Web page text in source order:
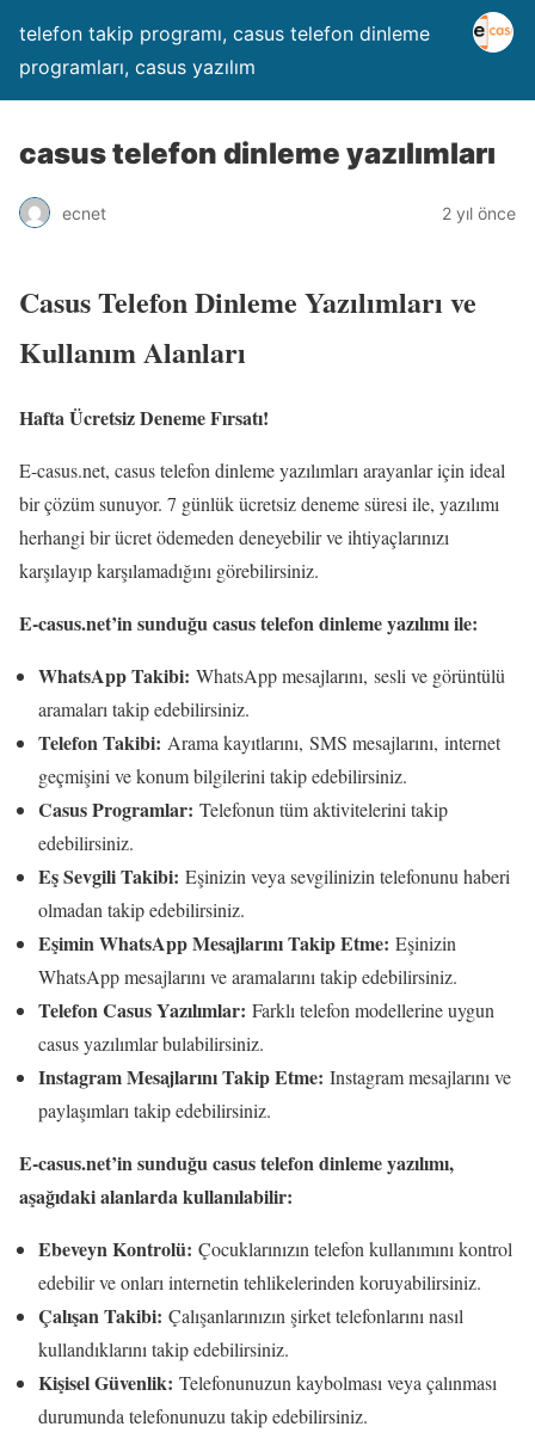
telefon takip programı, casus telefon dinleme
programları, casus yazılım
casus telefon dinleme yazılımları
ecnet 2 yıl önce
Casus Telefon Dinleme Yazılımları ve
Kullanım Alanları
Hafta Ücretsiz Deneme Fırsatı!
E-casus.net, casus telefon dinleme yazılımları arayanlar için ideal
bir çözüm sunuyor. 7 günlük ücretsiz deneme süresi ile, yazılımı
herhangi bir ücret ödemeden deneyebilir ve ihtiyaçlarınızı
karşılayıp karşılamadığını görebilirsiniz.
E-casus.net’in sunduğu casus telefon dinleme yazılımı ile:
WhatsApp Takibi: WhatsApp mesajlarını, sesli ve görüntülü
aramaları takip edebilirsiniz.
Telefon Takibi: Arama kayıtlarını, SMS mesajlarını, internet
geçmişini ve konum bilgilerini takip edebilirsiniz.
Casus Programlar: Telefonun tüm aktivitelerini takip
edebilirsiniz.
Eş Sevgili Takibi: Eşinizin veya sevgilinizin telefonunu haberi
olmadan takip edebilirsiniz.
Eşimin WhatsApp Mesajlarını Takip Etme: Eşinizin
WhatsApp mesajlarını ve aramalarını takip edebilirsiniz.
Telefon Casus Yazılımlar: Farklı telefon modellerine uygun
casus yazılımlar bulabilirsiniz.
Instagram Mesajlarını Takip Etme: Instagram mesajlarını ve
paylaşımları takip edebilirsiniz.
E-casus.net’in sunduğu casus telefon dinleme yazılımı,
aşağıdaki alanlarda kullanılabilir:
Ebeveyn Kontrolü: Çocuklarınızın telefon kullanımını kontrol
edebilir ve onları internetin tehlikelerinden koruyabilirsiniz.
Çalışan Takibi: Çalışanlarınızın şirket telefonlarını nasıl
kullandıklarını takip edebilirsiniz.
Kişisel Güvenlik: Telefonunuzun kaybolması veya çalınması
durumunda telefonunuzu takip edebilirsiniz.